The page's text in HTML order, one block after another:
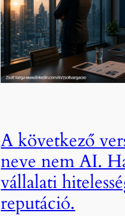
A következő
neve nem AI.
vállalati
reputáció.